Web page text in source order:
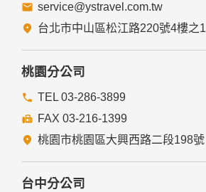
service@ystravel.com.tw
台北市中山區松江路220號4樓之1
桃園分公司
TEL 03-286-3899
FAX 03-216-1399
桃園市桃園區大興西路二段198號
台中分公司